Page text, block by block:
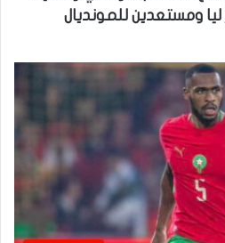
ومستعدين للمونديال